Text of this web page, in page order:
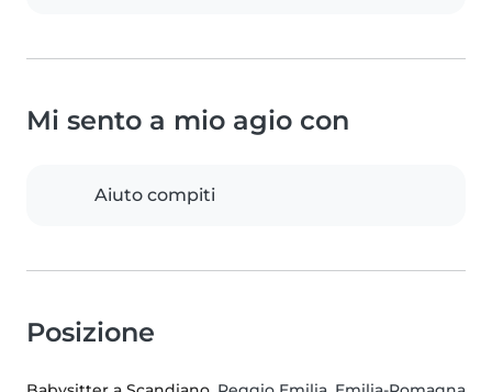
Mi sento a mio agio con
Aiuto compiti
Posizione